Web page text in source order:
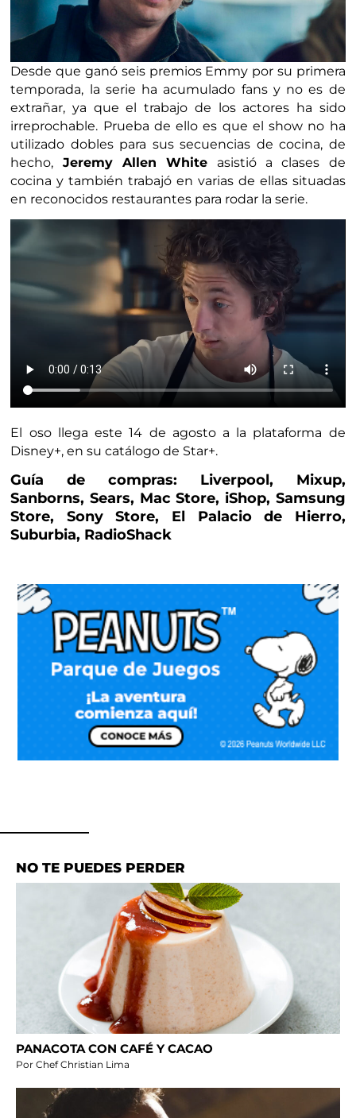
Desde que ganó seis premios Emmy por su primera
temporada, la serie ha acumulado fans y no es de
extrañar, ya que el trabajo de los actores ha sido
irreprochable. Prueba de ello es que el show no ha
utilizado dobles para sus secuencias de cocina, de
hecho, Jeremy Allen White asistió a clases de
cocina y también trabajó en varias de ellas situadas
en reconocidos restaurantes para rodar la serie.
El oso llega este 14 de agosto a la plataforma de
Disney+, en su catálogo de Star+.
Guía de compras: Liverpool, Mixup,
Sanborns, Sears, Mac Store, iShop, Samsung
Store, Sony Store, El Palacio de Hierro,
Suburbia, RadioShack
NO TE PUEDES PERDER
PANACOTA CON CAFÉ Y CACAO
Por Chef Christian Lima